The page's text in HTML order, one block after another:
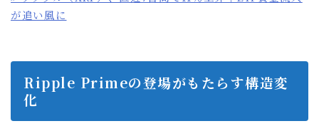
が追い風に
Ripple Primeの登場がもたらす構造変
化